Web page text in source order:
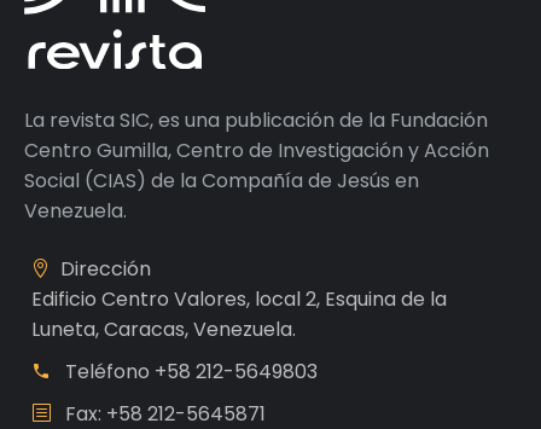
La revista SIC, es una publicación de la Fundación
Centro Gumilla, Centro de Investigación y Acción
Social (CIAS) de la Compañía de Jesús en
Venezuela.
Dirección
Edificio Centro Valores, local 2, Esquina de la
Luneta, Caracas, Venezuela.
Teléfono +58 212-5649803
Fax: +58 212-5645871